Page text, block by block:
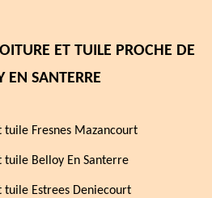
ET TUILE PROCHE DE
EN SANTERRE
Fresnes Mazancourt
Belloy En Santerre
Estrees Deniecourt